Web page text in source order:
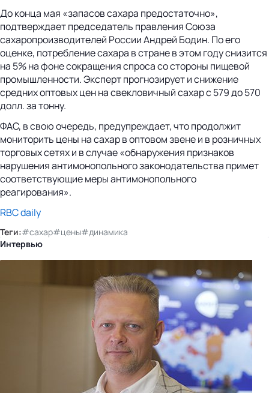
До конца мая «запасов сахара предостаточно»,
подтверждает председатель правления Союза
сахаропроизводителей России Андрей Бодин. По его
оценке, потребление сахара в стране в этом году снизится
на 5% на фоне сокращения спроса со стороны пищевой
промышленности. Эксперт прогнозирует и снижение
средних оптовых цен на свекловичный сахар с 579 до 570
долл. за тонну.
ФАС, в свою очередь, предупреждает, что продолжит
мониторить цены на сахар в оптовом звене и в розничных
торговых сетях и в случае «обнаружения признаков
нарушения антимонопольного законодательства примет
соответствующие меры антимонопольного
реагирования».
RBC daily
Теги:#сахар#цены#динамика
Интервью